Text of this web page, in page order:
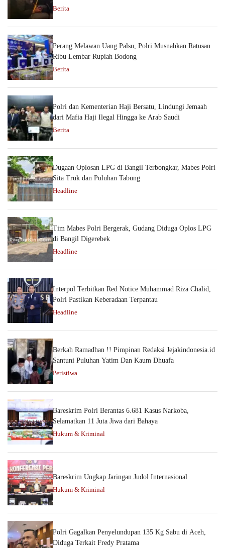
Berita
Perang Melawan Uang Palsu, Polri Musnahkan Ratusan
Ribu Lembar Rupiah Bodong
Berita
Polri dan Kementerian Haji Bersatu, Lindungi Jemaah
dari Mafia Haji Ilegal Hingga ke Arab Saudi
Berita
Dugaan Oplosan LPG di Bangil Terbongkar, Mabes Polri
Sita Truk dan Puluhan Tabung
Headline
Tim Mabes Polri Bergerak, Gudang Diduga Oplos LPG
di Bangil Digerebek
Headline
Interpol Terbitkan Red Notice Muhammad Riza Chalid,
Polri Pastikan Keberadaan Terpantau
Headline
Berkah Ramadhan !! Pimpinan Redaksi Jejakindonesia.id
Santuni Puluhan Yatim Dan Kaum Dhuafa
Peristiwa
Bareskrim Polri Berantas 6.681 Kasus Narkoba,
Selamatkan 11 Juta Jiwa dari Bahaya
Hukum & Kriminal
Bareskrim Ungkap Jaringan Judol Internasional
Hukum & Kriminal
Polri Gagalkan Penyelundupan 135 Kg Sabu di Aceh,
Diduga Terkait Fredy Pratama